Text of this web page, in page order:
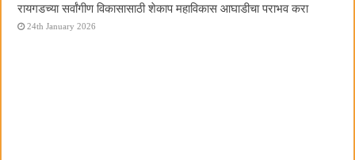
रायगडच्या सर्वांगीण विकासासाठी शेकाप महाविकास आघाडीचा पराभव करा
24th January 2026